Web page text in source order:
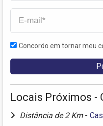
Concordo em tornar meu
Locais Próximos -
Distância de 2 Km -